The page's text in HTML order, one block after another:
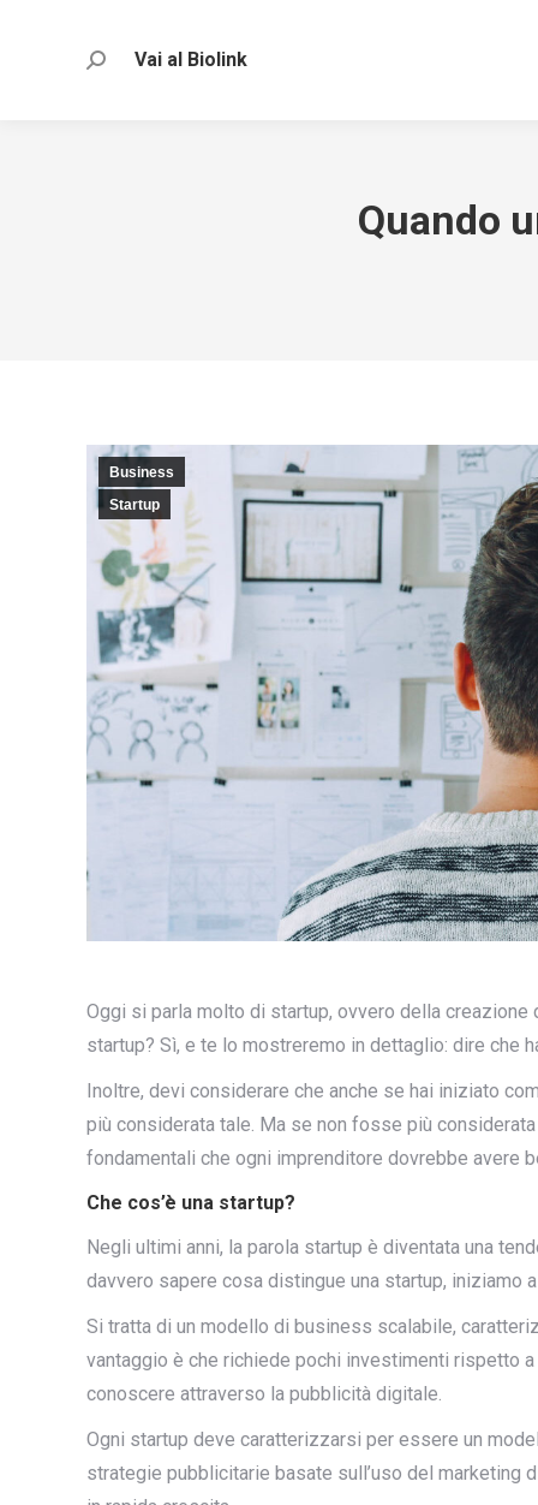
Vai al Biolink
Search:
Quando
Business
Startup
Oggi si parla molto di startup, ovvero della creazione
startup? Sì, e te lo mostreremo in dettaglio: dire che
Inoltre, devi considerare che anche se hai iniziato
più considerata tale. Ma se non fosse più
fondamentali che ogni imprenditore dovrebbe avere
Che cos’è una startup?
Negli ultimi anni, la parola startup è diventata una
davvero sapere cosa distingue una startup, iniziamo
Si tratta di un modello di business scalabile,
vantaggio è che richiede pochi investimenti rispetto
conoscere attraverso la pubblicità digitale.
Ogni startup deve caratterizzarsi per essere un
strategie pubblicitarie basate sull’uso del marketing